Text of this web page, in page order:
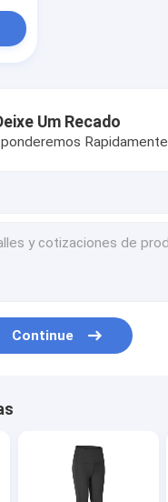
Um Recado
Rapidamente
Continue